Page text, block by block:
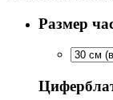
Размер